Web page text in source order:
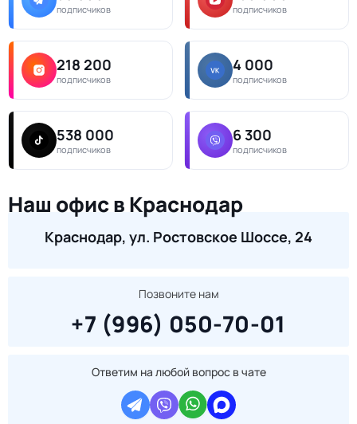
подписчиков подписчиков
218 200
подписчиков
4 000
подписчиков
538 000
подписчиков
6 300
подписчиков
Наш офис в Краснодар
Краснодар, ул. Ростовское Шоссе, 24
Позвоните нам
+7 (996) 050-70-01
Ответим на любой вопрос в чате